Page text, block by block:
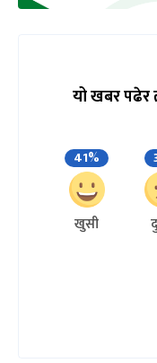
यो खबर पढेर
41%
खुसी